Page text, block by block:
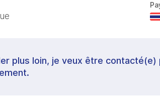
plus loin, je veux être contacté(e)